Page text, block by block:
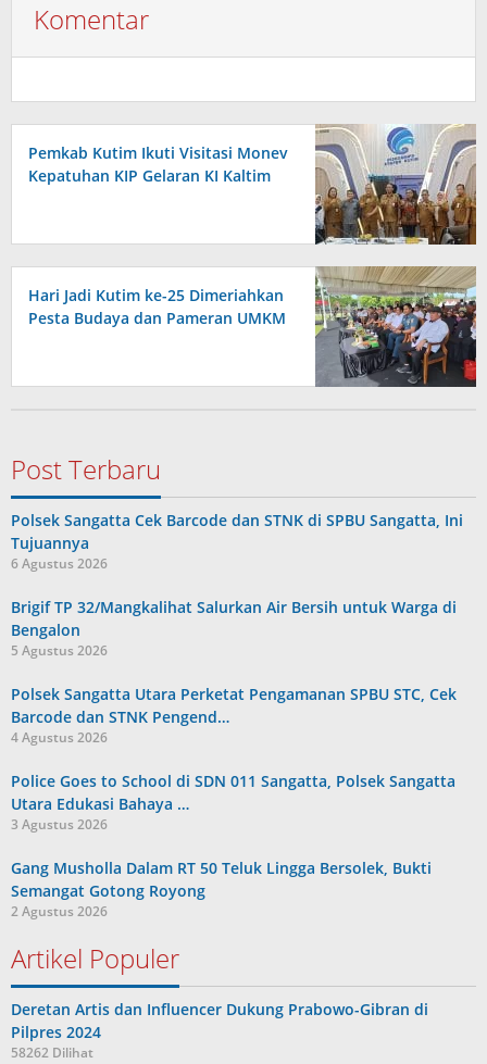
Komentar
Pemkab Kutim Ikuti Visitasi Monev
Kepatuhan KIP Gelaran KI Kaltim
Hari Jadi Kutim ke-25 Dimeriahkan
Pesta Budaya dan Pameran UMKM
Post Terbaru
Polsek Sangatta Cek Barcode dan STNK di SPBU Sangatta, Ini
Tujuannya
6 Agustus 2026
Brigif TP 32/Mangkalihat Salurkan Air Bersih untuk Warga di
Bengalon
5 Agustus 2026
Polsek Sangatta Utara Perketat Pengamanan SPBU STC, Cek
Barcode dan STNK Pengend…
4 Agustus 2026
Police Goes to School di SDN 011 Sangatta, Polsek Sangatta
Utara Edukasi Bahaya …
3 Agustus 2026
Gang Musholla Dalam RT 50 Teluk Lingga Bersolek, Bukti
Semangat Gotong Royong
2 Agustus 2026
Artikel Populer
Deretan Artis dan Influencer Dukung Prabowo-Gibran di
Pilpres 2024
58262 Dilihat